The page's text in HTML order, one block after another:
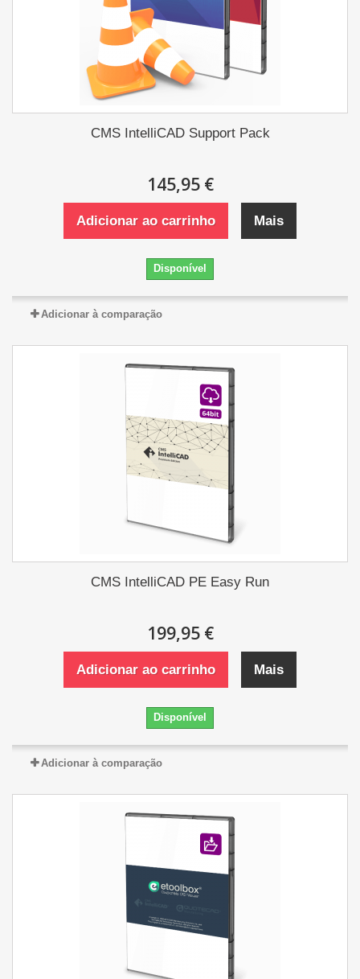
CMS IntelliCAD Support Pack
145,95 €
Adicionar ao carrinho Mais
Disponível
Adicionar à comparação
CMS IntelliCAD PE Easy Run
199,95 €
Adicionar ao carrinho Mais
Disponível
Adicionar à comparação